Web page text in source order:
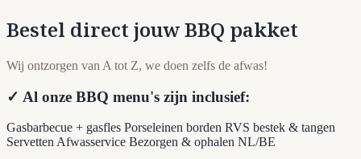
Bestel direct jouw BBQ pakket
Wij ontzorgen van A tot Z, we doen zelfs de afwas!
✓ Al onze BBQ menu's zijn inclusief:
Gasbarbecue + gasfles Porseleinen borden RVS bestek & tangen
Servetten Afwasservice Bezorgen & ophalen NL/BE